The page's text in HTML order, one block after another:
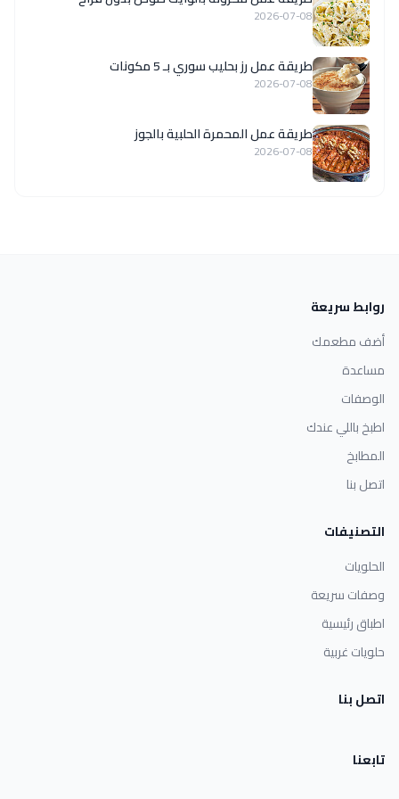
2026-07-08
طريقة عمل رز بحليب سوري بـ 5 مكونات
2026-07-08
طريقة عمل المحمرة الحلبية بالجوز
2026-07-08
روابط سريعة
أضف مطعمك
مساعدة
الوصفات
اطبخ باللي عندك
المطابخ
اتصل بنا
التصنيفات
الحلويات
وصفات سريعة
اطباق رئيسية
حلويات غربية
اتصل بنا
تابعنا